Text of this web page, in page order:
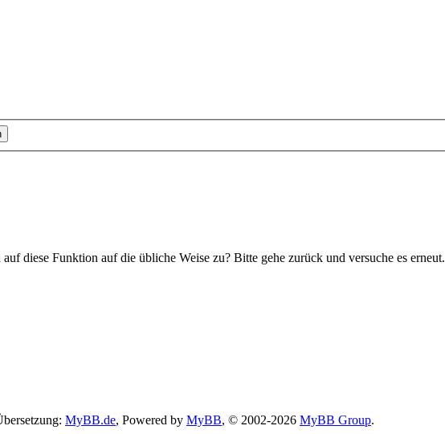
diese Funktion auf die übliche Weise zu? Bitte gehe zurück und versuche es erneut.
MyBB.de, Powered by MyBB, © 2002-2026 MyBB Group.